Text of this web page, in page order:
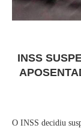
INSS
O INSS decidiu